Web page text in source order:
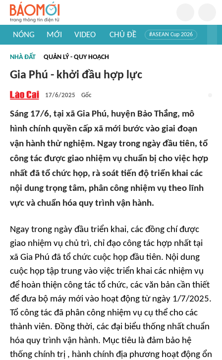
NÓNG MỚI VIDEO CHỦ ĐỀ #ASEAN Cup 2026
#Khám phá Việt Nam
#Khám phá thế giới
NHÀ ĐẤT QUẢN LÝ - QUY HOẠCH
Gia Phú - khởi đầu hợp lực
17/6/2025 Gốc
Sáng 17/6, tại xã Gia Phú, huyện Bảo Thắng, mô
hình chính quyền cấp xã mới bước vào giai đoạn
vận hành thử nghiệm. Ngay trong ngày đầu tiên, tổ
công tác được giao nhiệm vụ chuẩn bị cho việc hợp
nhất đã tổ chức họp, rà soát tiến độ triển khai các
nội dung trọng tâm, phân công nhiệm vụ theo lĩnh
vực và chuẩn hóa quy trình vận hành.
Ngay trong ngày đầu triển khai, các đồng chí được
giao nhiệm vụ chủ trì, chỉ đạo công tác hợp nhất tại
xã Gia Phú đã tổ chức cuộc họp đầu tiên. Nội dung
cuộc họp tập trung vào việc triển khai các nhiệm vụ
để hoàn thiện công tác tổ chức, các văn bản cần thiết
để đưa bộ máy mới vào hoạt động từ ngày 1/7/2025.
Tổ công tác đã phân công nhiệm vụ cụ thể cho các
thành viên. Đồng thời, các đại biểu thống nhất chuẩn
hóa quy trình vận hành. Mục tiêu là đảm bảo hệ
thống chính trị , hành chính địa phương hoạt động ổn